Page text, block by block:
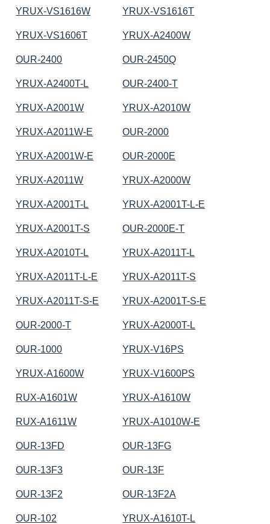
YRUX-VS1616W YRUX-VS1616T
YRUX-VS1606T YRUX-A2400W
OUR-2400 OUR-2450Q
YRUX-A2400T-L OUR-2400-T
YRUX-A2001W YRUX-A2010W
YRUX-A2011W-E OUR-2000
YRUX-A2001W-E OUR-2000E
YRUX-A2011W YRUX-A2000W
YRUX-A2001T-L YRUX-A2001T-L-E
YRUX-A2001T-S OUR-2000E-T
YRUX-A2010T-L YRUX-A2011T-L
YRUX-A2011T-L-E YRUX-A2011T-S
YRUX-A2011T-S-E YRUX-A2001T-S-E
OUR-2000-T YRUX-A2000T-L
OUR-1000 YRUX-V16PS
YRUX-A1600W YRUX-V1600PS
RUX-A1601W YRUX-A1610W
RUX-A1611W YRUX-A1010W-E
OUR-13FD OUR-13FG
OUR-13F3 OUR-13F
OUR-13F2 OUR-13F2A
OUR-102 YRUX-A1610T-L